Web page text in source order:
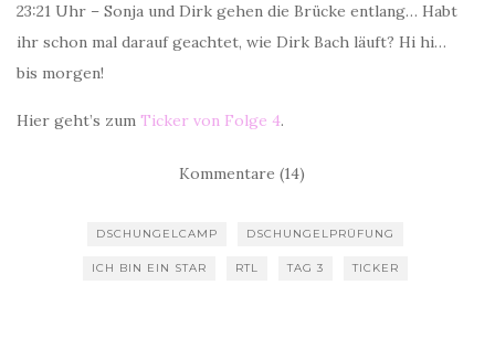
23:21 Uhr – Sonja und Dirk gehen die Brücke entlang… Habt
ihr schon mal darauf geachtet, wie Dirk Bach läuft? Hi hi…
bis morgen!
Hier geht’s zum Ticker von Folge 4.
Kommentare (14)
DSCHUNGELCAMP DSCHUNGELPRÜFUNG
ICH BIN EIN STAR RTL TAG 3 TICKER